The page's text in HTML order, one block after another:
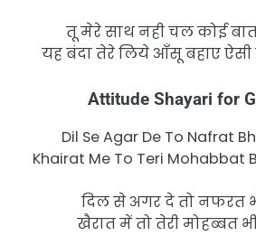
तू मेरे साथ नही चल कोई
यह बंदा तेरे लिये आँसू बहाए ऐसी
Attitude Shayari for
Dil Se Agar De To Nafrat
Khairat Me To Teri Mohabbat
दिल से अगर दे तो ​नफरत​
खैरात में तो तेरी मोहब्बत